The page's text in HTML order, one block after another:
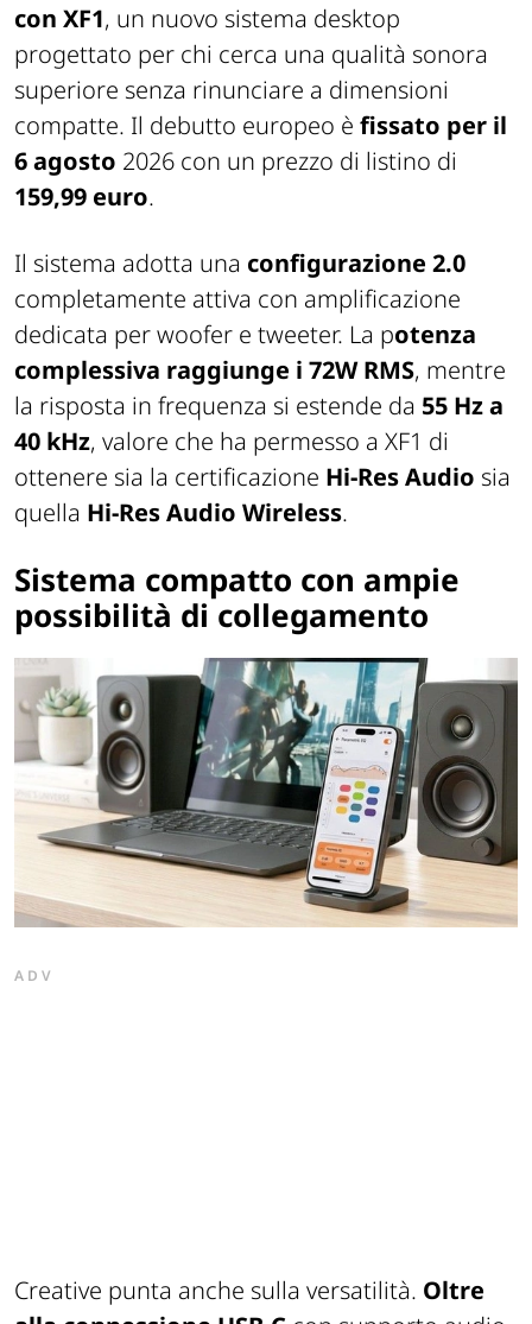
con XF1, un nuovo sistema desktop
progettato per chi cerca una qualità sonora
superiore senza rinunciare a dimensioni
compatte. Il debutto europeo è fissato per il
6 agosto 2026 con un prezzo di listino di
159,99 euro.
Il sistema adotta una configurazione 2.0
completamente attiva con amplificazione
dedicata per woofer e tweeter. La potenza
complessiva raggiunge i 72W RMS, mentre
la risposta in frequenza si estende da 55 Hz a
40 kHz, valore che ha permesso a XF1 di
ottenere sia la certificazione Hi-Res Audio sia
quella Hi-Res Audio Wireless.
Sistema compatto con ampie
possibilità di collegamento
ADV
Creative punta anche sulla versatilità. Oltre